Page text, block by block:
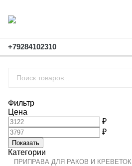
+79284102310
Фильтр
Цена
₽
₽
Показать
Категории
ПРИПРАВА ДЛЯ РАКОВ И КРЕВЕТОК